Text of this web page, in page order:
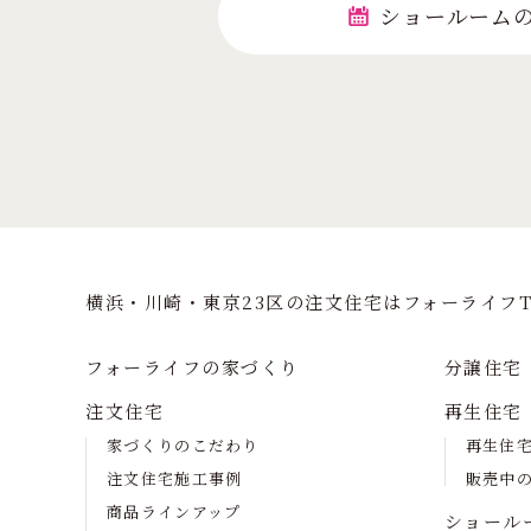
ショールーム
横浜・川崎・東京23区の注⽂住宅はフォーライフ
フォーライフの家づくり
注文住宅
家づくりのこだわり
注文住宅施工事例
商品ラインアップ
分譲住宅
再生住宅
再生住
販売中
ショール